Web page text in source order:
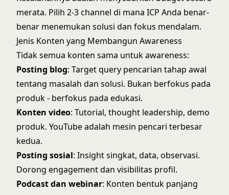
merata. Pilih 2-3 channel di mana ICP Anda benar-
benar menemukan solusi dan fokus mendalam.
Jenis Konten yang Membangun Awareness
Tidak semua konten sama untuk awareness:
Posting blog: Target query pencarian tahap awal
tentang masalah dan solusi. Bukan berfokus pada
produk - berfokus pada edukasi.
Konten video: Tutorial, thought leadership, demo
produk. YouTube adalah mesin pencari terbesar
kedua.
Posting sosial: Insight singkat, data, observasi.
Dorong engagement dan visibilitas profil.
Podcast dan webinar: Konten bentuk panjang